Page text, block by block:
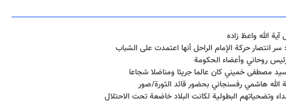
آية الله واعظ زاده
: سر انتصار حركة الإمام الراحل أنها اعتمدت على الشباب
روحاني وأعضاء الحكومة
مصطفى خميني كان عالما جريئا ومناضلا شجاعا
الله هاشمي رفسنجاني بحضور قائد الثورة/صور
وتضحياتهم البطولية لكانت البلاد خاضعة تحت الاحتلال